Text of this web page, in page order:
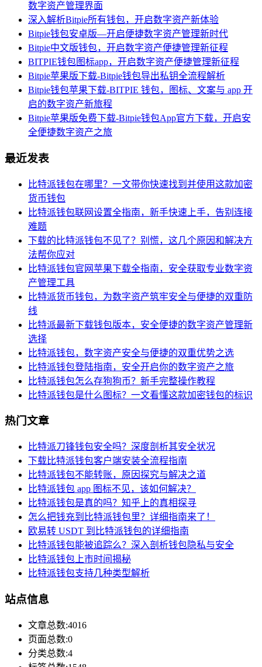
数字资产管理界面
深入解析Bitpie所有钱包，开启数字资产新体验
Bitpie钱包安卓版—开启便捷数字资产管理新时代
Bitpie中文版钱包，开启数字资产便捷管理新征程
BITPIE钱包图标app，开启数字资产便捷管理新征程
Bitpie苹果版下载-Bitpie钱包导出私钥全流程解析
Bitpie钱包苹果下载-BITPIE 钱包，图标、文案与 app 开
启的数字资产新旅程
Bitpie苹果版免费下载-Bitpie钱包App官方下载，开启安
全便捷数字资产之旅
最近发表
比特派钱包在哪里？一文带你快速找到并使用这款加密
货币钱包
比特派钱包联网设置全指南，新手快速上手，告别连接
难题
下载的比特派钱包不见了？别慌，这几个原因和解决方
法帮你应对
比特派钱包官网苹果下载全指南，安全获取专业数字资
产管理工具
比特派货币钱包，为数字资产筑牢安全与便捷的双重防
线
比特派最新下载钱包版本，安全便捷的数字资产管理新
选择
比特派钱包，数字资产安全与便捷的双重优势之选
比特派钱包登陆指南，安全开启你的数字资产之旅
比特派钱包怎么存狗狗币？新手完整操作教程
比特派钱包是什么图标？一文看懂这款加密钱包的标识
热门文章
比特派刀锋钱包安全吗？深度剖析其安全状况
下载比特派钱包客户端安装全流程指南
比特派钱包不能转账，原因探究与解决之道
比特派钱包 app 图标不见，该如何解决？
比特派钱包是真的吗？知乎上的真相探寻
怎么把钱充到比特派钱包里？详细指南来了！
欧易转 USDT 到比特派钱包的详细指南
比特派钱包能被追踪么？深入剖析钱包隐私与安全
比特派钱包上市时间揭秘
比特派钱包支持几种类型解析
站点信息
文章总数:4016
页面总数:0
分类总数:4